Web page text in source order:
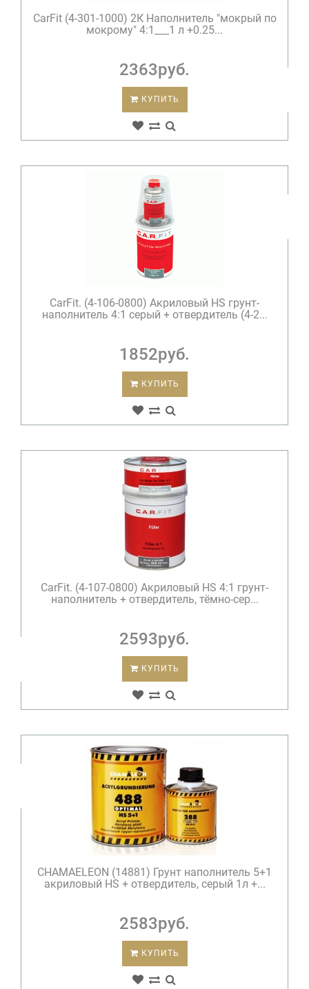
CarFit (4-301-1000) 2К Наполнитель "мокрый по
мокрому" 4:1___1 л +0.25...
2363руб.
КУПИТЬ
CarFit. (4-106-0800) Акриловый HS грунт-
наполнитель 4:1 серый + отвердитель (4-2...
1852руб.
КУПИТЬ
CarFit. (4-107-0800) Акриловый HS 4:1 грунт-
наполнитель + отвердитель, тёмно-сер...
2593руб.
КУПИТЬ
CHAMAELEON (14881) Грунт наполнитель 5+1
акриловый HS + отвердитель, серый 1л +...
2583руб.
КУПИТЬ